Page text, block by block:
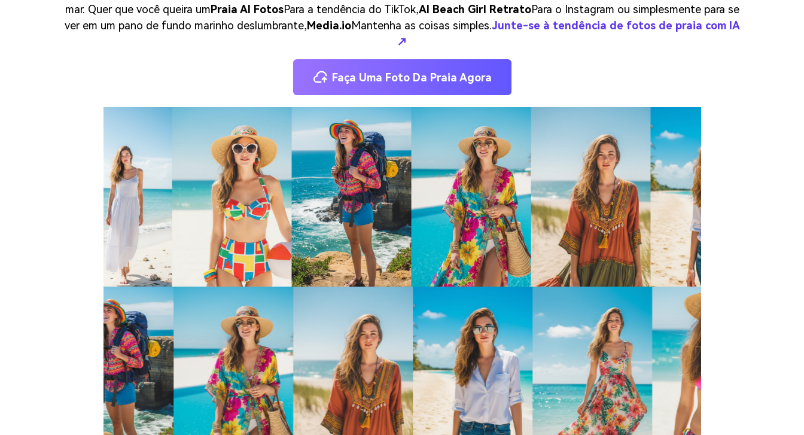
mar. Quer que você queira umPraia AI FotosPara a tendência do TikTok,AI Beach Girl RetratoPara o Instagram ou simplesmente para se
ver em um pano de fundo marinho deslumbrante,Media.ioMantenha as coisas simples.Junte-se à tendência de fotos de praia com IA
↗
Faça Uma Foto Da Praia Agora